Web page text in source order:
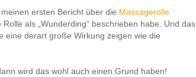
ersten Bericht über die Massagerolle
als „Wunderding“ beschrieben habe. Und das
eine derart große Wirkung zeigen wie die
wird das wohl auch einen Grund haben!